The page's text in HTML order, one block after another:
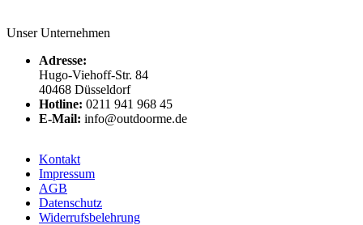
Unser Unternehmen
Adresse:
Hugo-Viehoff-Str. 84
40468 Düsseldorf
Hotline: 0211 941 968 45
E-Mail: info@outdoorme.de
Kontakt
Impressum
AGB
Datenschutz
Widerrufsbelehrung